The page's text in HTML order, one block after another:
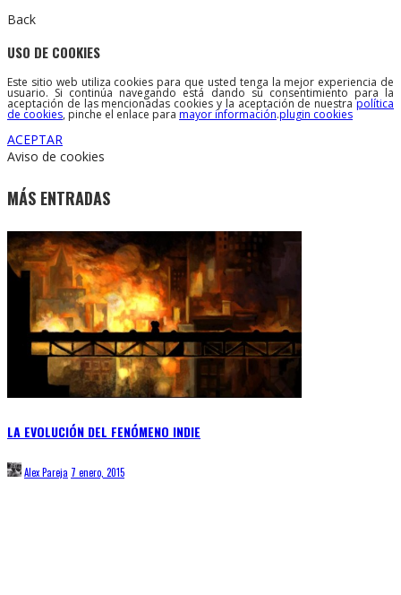
Back
USO DE COOKIES
Este sitio web utiliza cookies para que usted tenga la mejor experiencia de
usuario. Si continúa navegando está dando su consentimiento para la
aceptación de las mencionadas cookies y la aceptación de nuestrapolítica
de cookies, pinche el enlace para mayor información.plugin cookies
ACEPTAR
Aviso de cookies
MÁS ENTRADAS
LA EVOLUCIÓN DEL FENÓMENO INDIE
Alex Pareja 7 enero, 2015